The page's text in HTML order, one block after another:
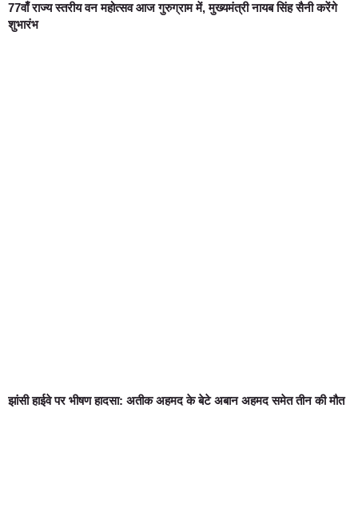
77वाँ राज्य स्तरीय वन महोत्सव आज गुरुग्राम में, मुख्यमंत्री नायब सिंह सैनी करेंगे
शुभारंभ
झांसी हाईवे पर भीषण हादसा: अतीक अहमद के बेटे अबान अहमद समेत तीन की मौत